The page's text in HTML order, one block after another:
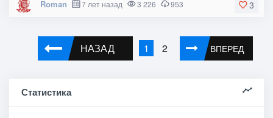
3
Roman 7 лет назад 3 226 953
НАЗАД 1 2 ВПЕРЕД
Статистика